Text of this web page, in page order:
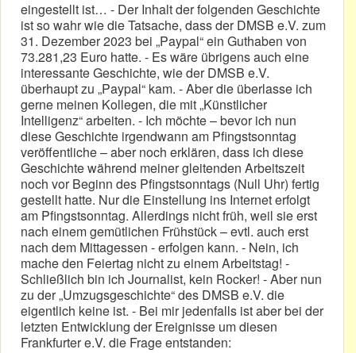
eingestellt ist… - Der Inhalt der folgenden Geschichte
ist so wahr wie die Tatsache, dass der DMSB e.V. zum
31. Dezember 2023 bei „Paypal“ ein Guthaben von
73.281,23 Euro hatte. - Es wäre übrigens auch eine
interessante Geschichte, wie der DMSB e.V.
überhaupt zu „Paypal“ kam. - Aber die überlasse ich
gerne meinen Kollegen, die mit „Künstlicher
Intelligenz“ arbeiten. - Ich möchte – bevor ich nun
diese Geschichte irgendwann am Pfingstsonntag
veröffentliche – aber noch erklären, dass ich diese
Geschichte während meiner gleitenden Arbeitszeit
noch vor Beginn des Pfingstsonntags (Null Uhr) fertig
gestellt hatte. Nur die Einstellung ins Internet erfolgt
am Pfingstsonntag. Allerdings nicht früh, weil sie erst
nach einem gemütlichen Frühstück – evtl. auch erst
nach dem Mittagessen - erfolgen kann. - Nein, ich
mache den Feiertag nicht zu einem Arbeitstag! -
Schließlich bin ich Journalist, kein Rocker! - Aber nun
zu der „Umzugsgeschichte“ des DMSB e.V. die
eigentlich keine ist. - Bei mir jedenfalls ist aber bei der
letzten Entwicklung der Ereignisse um diesen
Frankfurter e.V. die Frage entstanden: